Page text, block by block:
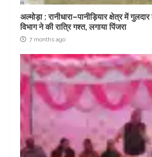
अल्मोड़ा : रानीधारा–पानीड़ियार क्षेत्र में
विभाग ने की रात्रि गश्त, लगाया पिंजरा
7 months ago